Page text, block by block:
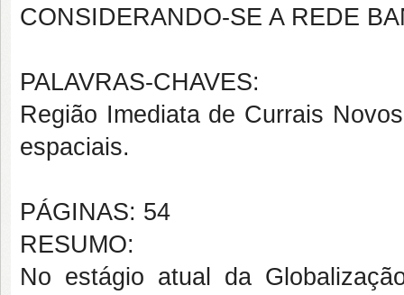
CONSIDERANDO-SE A REDE
PALAVRAS-CHAVES:
Região Imediata de Currais
espaciais.
PÁGINAS: 54
RESUMO:
No estágio atual da